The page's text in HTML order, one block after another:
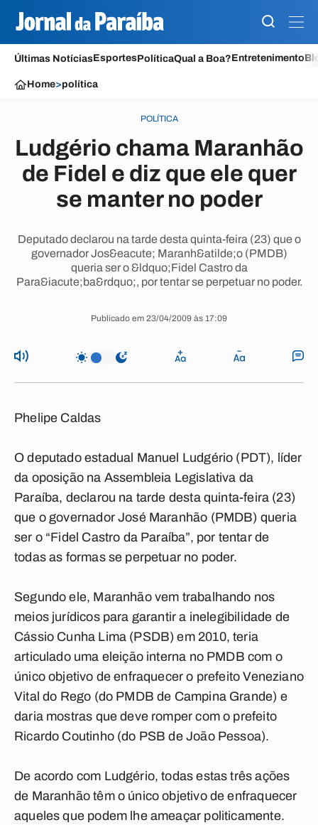
Últimas NotíciasEsportesPolíticaQual a Boa?Entretenimento
Home>política
POLÍTICA
Ludgério chama Maranhão
de Fidel e diz que ele quer
se manter no poder
Deputado declarou na tarde desta quinta-feira (23) que o
governador Jos&eacute; Maranh&atilde;o (PMDB)
queria ser o &ldquo;Fidel Castro da
Para&iacute;ba&rdquo;, por tentar se perpetuar no poder.
Publicado em 23/04/2009 às 17:09
Phelipe Caldas
O deputado estadual Manuel Ludgério (PDT), líder
da oposição na Assembleia Legislativa da
Paraíba, declarou na tarde desta quinta-feira (23)
que o governador José Maranhão (PMDB) queria
ser o “Fidel Castro da Paraíba”, por tentar de
todas as formas se perpetuar no poder.
Segundo ele, Maranhão vem trabalhando nos
meios jurídicos para garantir a inelegibilidade de
Cássio Cunha Lima (PSDB) em 2010, teria
articulado uma eleição interna no PMDB com o
único objetivo de enfraquecer o prefeito Veneziano
Vital do Rego (do PMDB de Campina Grande) e
daria mostras que deve romper com o prefeito
Ricardo Coutinho (do PSB de João Pessoa).
De acordo com Ludgério, todas estas três ações
de Maranhão têm o único objetivo de enfraquecer
aqueles que podem lhe ameaçar politicamente.